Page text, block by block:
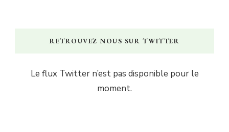
RETROUVEZ NOUS SUR TWITTER
Le flux Twitter n’est pas disponible pour le
moment.